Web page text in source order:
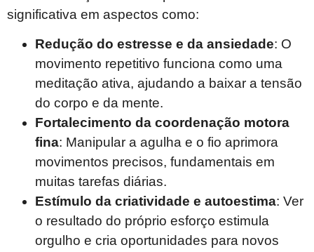
significativa em aspectos como:
Redução do estresse e da ansiedade: O
movimento repetitivo funciona como uma
meditação ativa, ajudando a baixar a tensão
do corpo e da mente.
Fortalecimento da coordenação motora
fina: Manipular a agulha e o fio aprimora
movimentos precisos, fundamentais em
muitas tarefas diárias.
Estímulo da criatividade e autoestima: Ver
o resultado do próprio esforço estimula
orgulho e cria oportunidades para novos